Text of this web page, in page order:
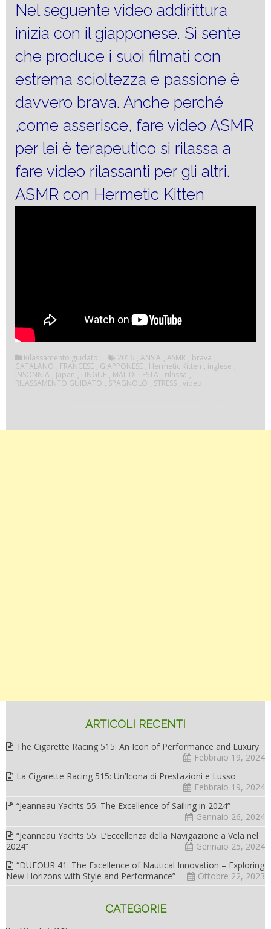
Nel seguente video addirittura
inizia con il giapponese. Si sente
che produce i suoi filmati con
estrema scioltezza e passione è
davvero brava. Anche perché
,come asserisce, fare video ASMR
per lei è terapeutico si rilassa a
fare video rilassanti per gli altri.
ASMR con Hermetic Kitten
Rilassamento guidato 2016 , ANSIA , ASMR , brava ,
CATALANO , FRANCESE , GIAPPONESE , Hermetic Kitten , inglese ,
INSONNIA , Japan , LINGUE , MAL DI TESTA , rilassa ,
RILASSAMENTO GUIDATO , SPAGNOLO , STRESS , video
ARTICOLI RECENTI
The Cigarette Racing 515: An Icon of Performance and Luxury
Febbraio 19, 2024
La Cigarette Racing 515: Un’Icona di Prestazioni e Lusso
Febbraio 19, 2024
“Jeanneau Yachts 55: The Excellence of Sailing in 2024”
Gennaio 26, 2024
“Jeanneau Yachts 55: L’Eccellenza della Navigazione a Vela nel
2024”
Gennaio 25, 2024
“DUFOUR 41: The Excellence of Nautical Innovation – Exploring
New Horizons with Style and Performance”
Ottobre 22, 2023
CATEGORIE